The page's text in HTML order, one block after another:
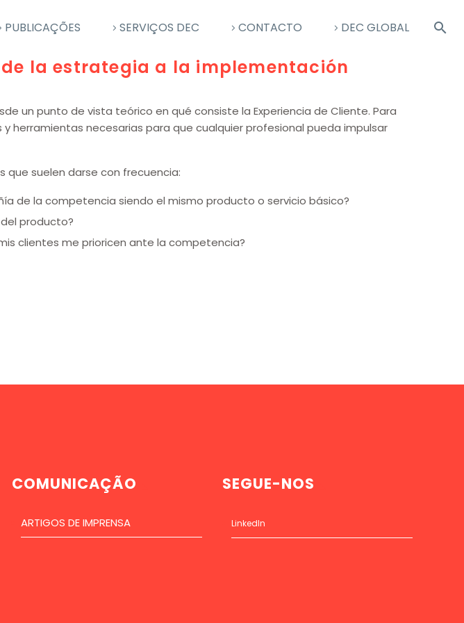
PUBLICAÇÕES SERVIÇOS DEC CONTACTO DEC GLOBAL
de la estrategia a la implementación
un punto de vista teórico en qué consiste la Experiencia de Cliente. Para
herramientas necesarias para que cualquier profesional pueda impulsar
que suelen darse con frecuencia:
de la competencia siendo el mismo producto o servicio básico?
producto?
clientes me prioricen ante la competencia?
COMUNICAÇÃO
ARTIGOS DE IMPRENSA
SEGUE-NOS
LinkedIn